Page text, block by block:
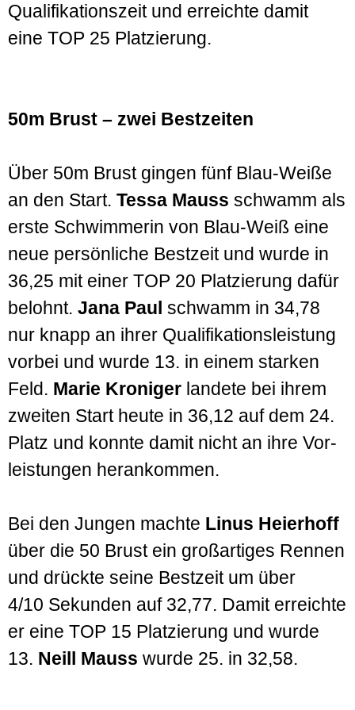
Qualifikations­zeit und erreichte damit
eine TOP 25 Platzierung.
50m Brust – zwei Bestzeiten
Über 50m Brust gingen fünf Blau-Weiße
an den Start. Tessa Mauss schwamm als
erste Schwimmerin von Blau-Weiß eine
neue persön­liche Bestzeit und wurde in
36,25 mit einer TOP 20 Platzierung dafür
belohnt. Jana Paul schwamm in 34,78
nur knapp an ihrer Qualifikations­leistung
vorbei und wurde 13. in einem starken
Feld. Marie Kroniger landete bei ihrem
zweiten Start heute in 36,12 auf dem 24.
Platz und konnte damit nicht an ihre Vor­
leistungen heran­kommen.
Bei den Jungen machte Linus Heierhoff
über die 50 Brust ein groß­artiges Rennen
und drückte seine Best­zeit um über
4/10 Sekunden auf 32,77. Damit erreichte
er eine TOP 15 Platzierung und wurde
13. Neill Mauss wurde 25. in 32,58.